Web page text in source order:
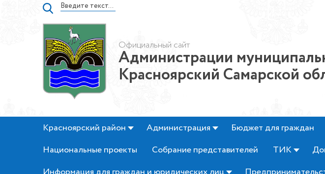
Официальный сайт
Администрации
Красноярский Самарской
Красноярский район Администрация Бюджет для граждан
Национальные проекты
Собрание представителей ТИК